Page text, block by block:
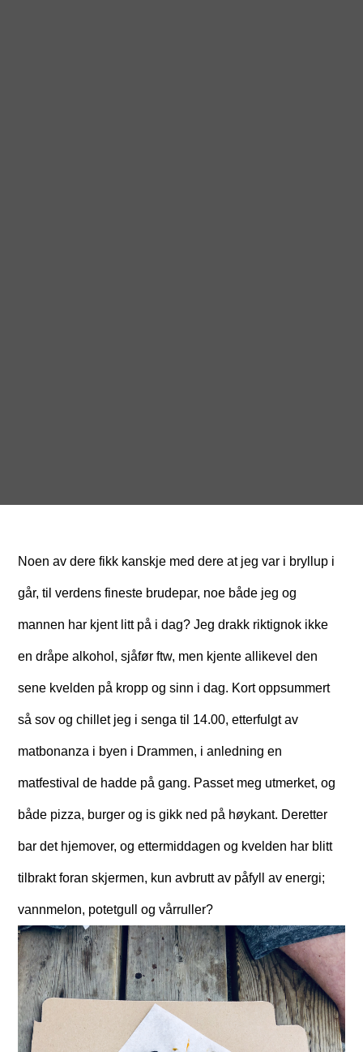
Noen av dere fikk kanskje med dere at jeg var i bryllup i
går, til verdens fineste brudepar, noe både jeg og
mannen har kjent litt på i dag? Jeg drakk riktignok ikke
en dråpe alkohol, sjåfør ftw, men kjente allikevel den
sene kvelden på kropp og sinn i dag. Kort oppsummert
så sov og chillet jeg i senga til 14.00, etterfulgt av
matbonanza i byen i Drammen, i anledning en
matfestival de hadde på gang. Passet meg utmerket, og
både pizza, burger og is gikk ned på høykant. Deretter
bar det hjemover, og ettermiddagen og kvelden har blitt
tilbrakt foran skjermen, kun avbrutt av påfyll av energi;
vannmelon, potetgull og vårruller?